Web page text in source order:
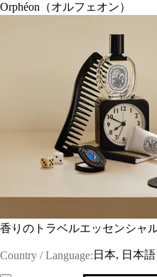
Orphéon（オルフェオン）
香りのトラベルエッセンシャ
Country / Language: 日本, 日本語